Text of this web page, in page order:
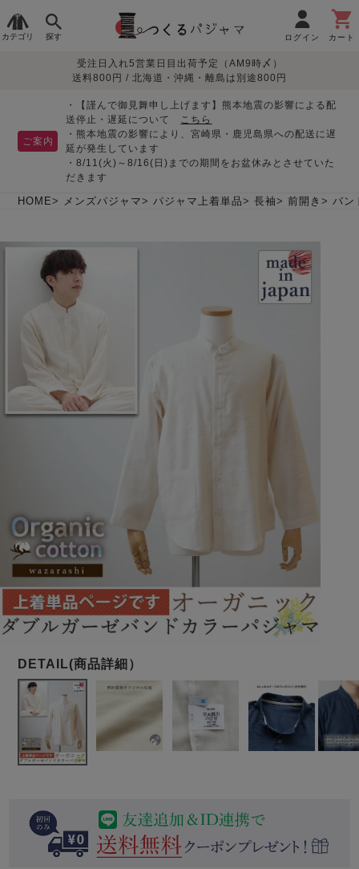
カテゴリ 探す ログイン カート
レディースパジャマ
春
春 夏 秋 冬
ガールズパジャマ
春 夏 秋
ボーイズパジャマ
生地で
さがす
オーガニック素材
柄物
売れ筋ランキング
すべての生地一覧はこちら
目的別で
さがす
敏感肌用
パジャマ
入院・介護
胸が目立たない
マタニティ
パジャマ
眠れる作務衣特集
体型別におすすめパジ
ャマ
年齢別におすすめパジ
インナーウェア カタログギフト
売れ筋ランキング
- Item Ranking -
- New Arrival -
目的別でさがす一覧はこちら
デザインで
さがす
ィース
パジャマ
ワンピース
作務衣
上着単品
すべてのメン
ズ
パジャマ
長袖 半袖 七分袖
前開き かぶり スリーパー
作務衣
羽織・バスロ
ーブ
夏パジャマ特集 つくるパジャマとは
お支払い・送料・配送
について
よくあるご質問
会社概要 お買い物ガイド
受注日入れ5営業日目出荷予定（AM9時〆）
送料800円 / 北海道・沖縄・離島は別途800円
ご案内
・【謹んで御見舞申し上げます】熊本地震の影響による配
送停止・遅延について こちら
・熊本地震の影響により、宮崎県・鹿児島県への配送に遅
延が発生しています
・8/11(火)～8/16(日)までの期間をお盆休みとさせていた
だきます
HOME メンズパジャマ パジャマ上着単品 長袖 前開き バン